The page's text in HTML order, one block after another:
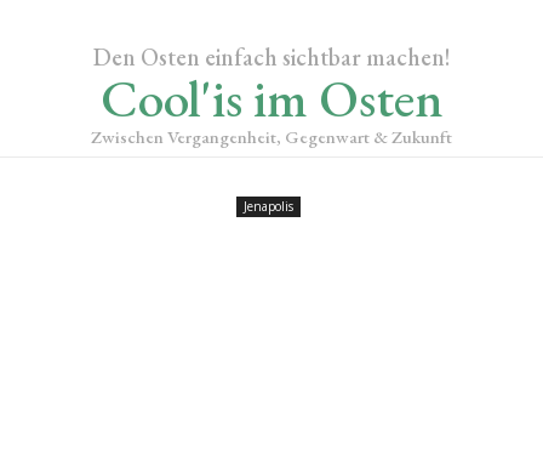
Den Osten einfach sichtbar machen!
Cool'is im Osten
Zwischen Vergangenheit, Gegenwart & Zukunft
Jenapolis